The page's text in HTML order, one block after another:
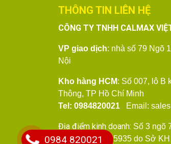
THÔNG TIN LIÊN HỆ
CÔNG TY TNHH CALMAX
VP giao dịch: nhà số 79 Ngõ
Nội
Kho hàng HCM: Số 007, lô B
Thông, TP Hồ Chí Minh
Tel: 0984820021
Email:
Địa điểm kinh doanh: Số 3 ngõ
ĐKKD: 0107095935 do Sở
0984 820021